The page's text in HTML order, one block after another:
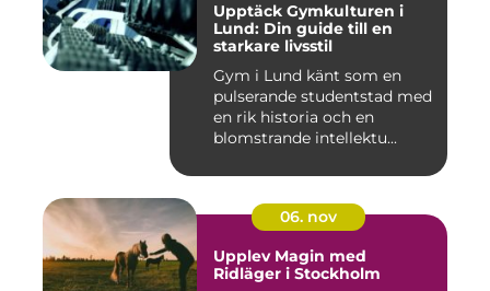
Upptäck Gymkulturen i
Lund: Din guide till en
starkare livsstil
Gym i Lund känt som en
pulserande studentstad med
en rik historia och en
blomstrande intellektu...
06. nov
Upplev Magin med
Ridläger i Stockholm